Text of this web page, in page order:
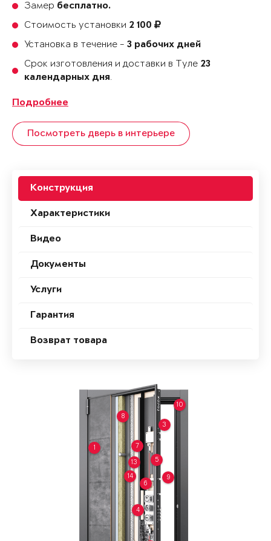
Замер бесплатно.
Стоимость установки 2 100
Установка в течение - 3 рабочих дней
Срок изготовления и доставки в Туле 23
календарных дня.
Подробнее
Посмотреть дверь в интерьере
Конструкция
Характеристики
Видео
Документы
Услуги
Гарантия
Возврат товара
1
3
4
5
6
7
8
9
10
13
14